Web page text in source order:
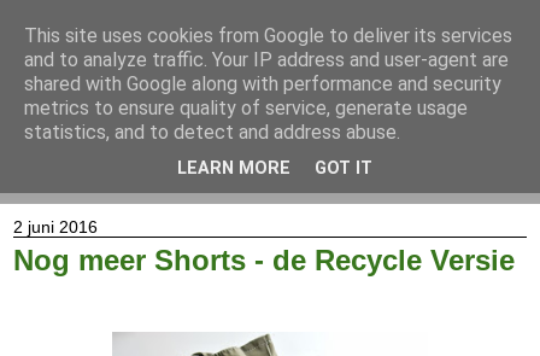
2 juni 2016
Nog meer Shorts - de Recycle Versie
This site uses cookies from Google to deliver its services
and to analyze traffic. Your IP address and user-agent are
shared with Google along with performance and security
metrics to ensure quality of service, generate usage
statistics, and to detect and address abuse.
LEARN MORE GOT IT